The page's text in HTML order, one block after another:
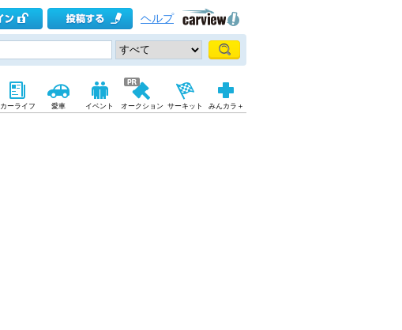
ヘルプ
カーライフ 愛車 イベント オークション サーキット みんカラ＋